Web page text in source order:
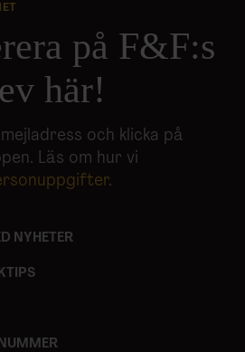
på F&F:s
här!
och klicka på
Läs om hur vi
.
NYHETER